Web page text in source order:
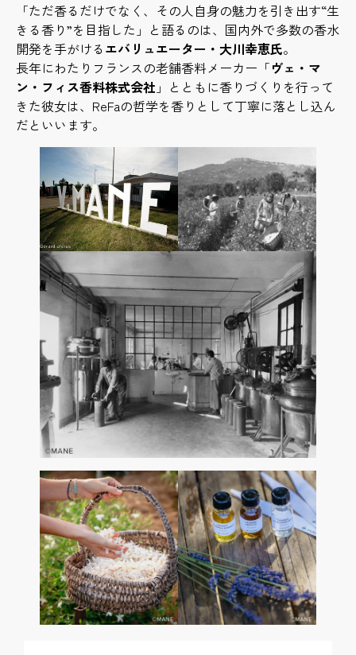
「ただ香るだけでなく、その人自身の魅力を引き出す“生
きる香り”を目指した」と語るのは、国内外で多数の香水
開発を手がけるエバリュエーター・大川幸恵氏。
長年にわたりフランスの老舗香料メーカー「ヴェ・マ
ン・フィス香料株式会社 」とともに香りづくりを行って
きた彼女は、ReFaの哲学を香りとして丁寧に落とし込ん
だといいます。